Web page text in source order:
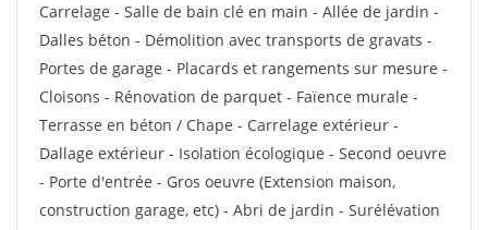
Carrelage - Salle de bain clé en main - Allée de jardin -
Dalles béton - Démolition avec transports de gravats -
Portes de garage - Placards et rangements sur mesure -
Cloisons - Rénovation de parquet - Faïence murale -
Terrasse en béton / Chape - Carrelage extérieur -
Dallage extérieur - Isolation écologique - Second oeuvre
- Porte d'entrée - Gros oeuvre (Extension maison,
construction garage, etc) - Abri de jardin - Surélévation